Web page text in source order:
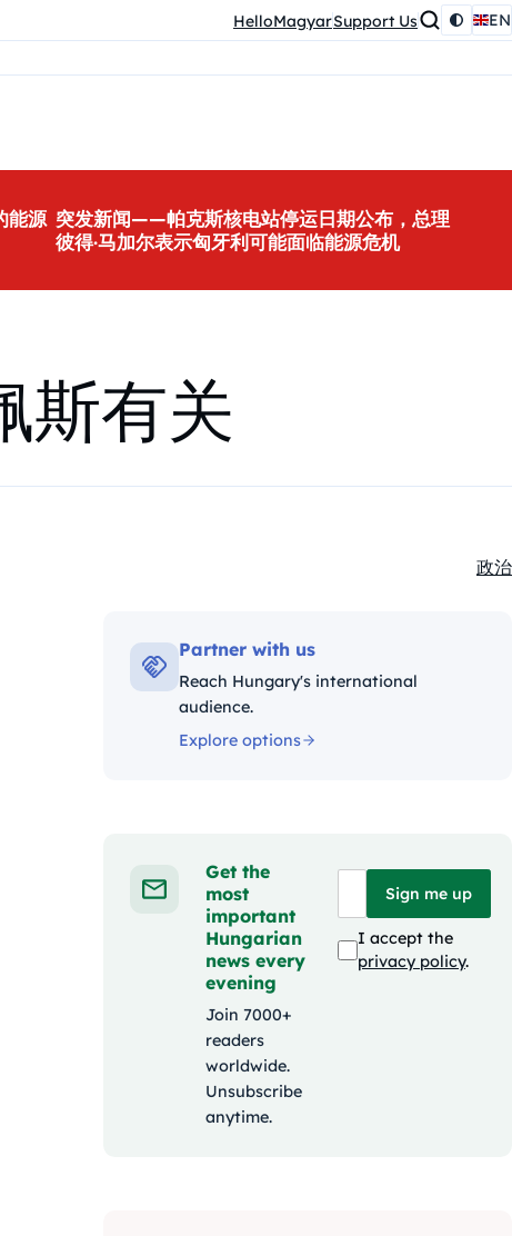
HelloMagyarSupport Us EN
能源 突发新闻——帕克斯核电站停运日期公布，总理
彼得·马加尔表示匈牙利可能面临能源危机
斯有关
政治
Partner with us
Reach Hungary's international
audience.
Explore options
Get the
most
important
Hungarian
news every
evening
Join 7000+
readers
worldwide.
Unsubscribe
anytime.
Sign me up
I accept the
privacy policy.